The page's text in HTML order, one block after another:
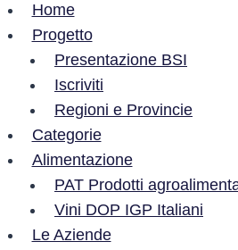
Home
Progetto
Presentazione BSI
Iscriviti
Regioni e Provincie
Categorie
Alimentazione
PAT Prodotti
Vini DOP IGP Italiani
Le Aziende